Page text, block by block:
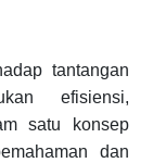
tantangan
efisiensi,
satu konsep
dan